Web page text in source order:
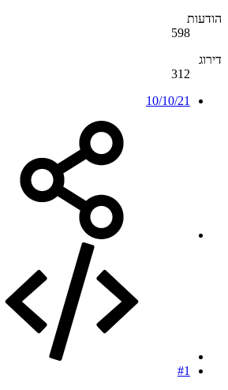
הודעות
598
דירוג
312
10/10/21
#1